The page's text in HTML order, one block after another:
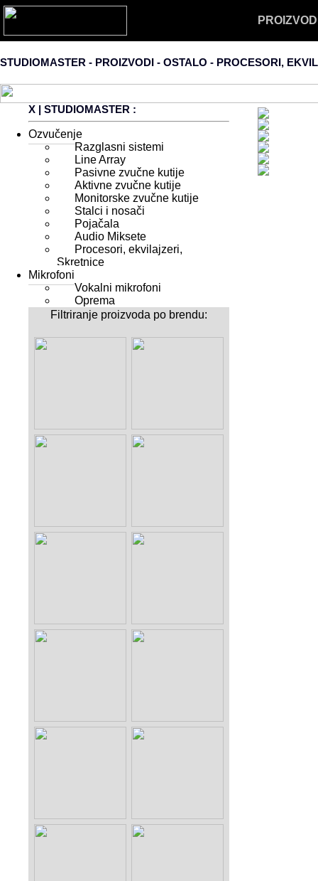
STUDIOMASTER - PROIZVODI - OSTALO - PROCESORI,
X | STUDIOMASTER :
Ozvučenje
Razglasni sistemi
Line Array
Pasivne zvučne kutije
Aktivne zvučne kutije
Monitorske zvučne kutije
Stalci i nosači
Pojačala
Audio Miksete
Procesori, ekvilajzeri,
Skretnice
Mikrofoni
Vokalni mikrofoni
Oprema
Filtriranje proizvoda po brendu: